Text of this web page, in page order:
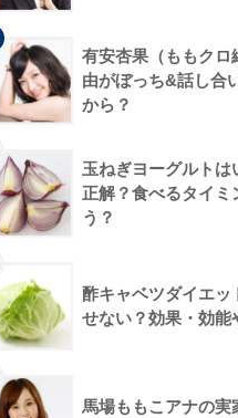
有安杏果（ももクロ
由がぼっち&話し合
から？
玉ねぎヨーグルトは
正解？食べるタイミ
う？
酢キャベツダイエッ
せない？効果・効能
馬場ももこアナの実